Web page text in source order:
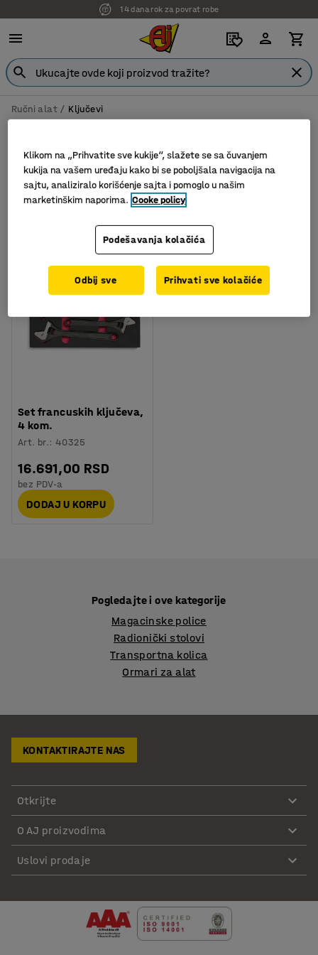
14 dana rok za povrat robe
Ručni alat Ključevi
Filter
Set francuskih ključeva,
4 kom.
Art. br.: 40325
16.691,00 RSD
bez PDV-a
DODAJ U KORPU
Pogledajte i ove kategorije
Magacinske police
Radionički stolovi
Transportna kolica
Ormari za alat
KONTAKTIRAJTE NAS
Otkrijte
O AJ proizvodima
Uslovi prodaje
Klikom na „Prihvatite sve kukije“, slažete se sa čuvanjem
kukija na vašem uređaju kako bi se poboljšala navigacija na
sajtu, analiziralo korišćenje sajta i pomoglo u našim
marketinškim naporima. Cooke policy
Podešavanja kolačića
Odbij sve Prihvati sve kolačiće